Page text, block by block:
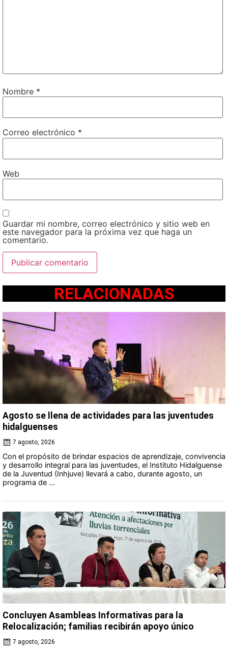
Nombre *
Correo electrónico *
Web
Guardar mi nombre, correo electrónico y sitio web en
este navegador para la próxima vez que haga un
comentario.
RELACIONADAS
Agosto se llena de actividades para las juventudes
hidalguenses
7 agosto, 2026
Con el propósito de brindar espacios de aprendizaje, convivencia
y desarrollo integral para las juventudes, el Instituto Hidalguense
de la Juventud (Inhjuve) llevará a cabo, durante agosto, un
programa de ...
Concluyen Asambleas Informativas para la
Relocalización; familias recibirán apoyo único
7 agosto, 2026